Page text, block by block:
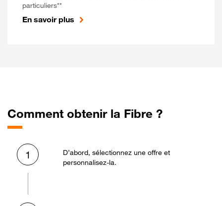
particuliers**
En savoir plus
Comment obtenir la Fibre ?
1
D’abord, sélectionnez une offre et
personnalisez-la.